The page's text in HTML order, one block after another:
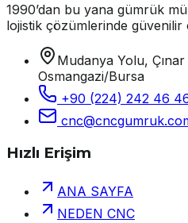
1990’dan bu yana gümrük
lojistik çözümlerinde güvenilir
Mudanya Yolu,
Osmangazi/Bursa
+90 (224) 242 46
Hızlı Erişim
ANA SAYFA
NEDEN CNC